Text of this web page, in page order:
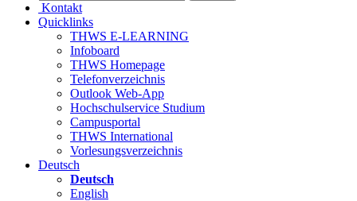
Kontakt
Quicklinks
THWS E-LEARNING
Infoboard
THWS Homepage
Telefonverzeichnis
Outlook Web-App
Hochschulservice Studium
Campusportal
THWS International
Vorlesungsverzeichnis
Deutsch
Deutsch
English